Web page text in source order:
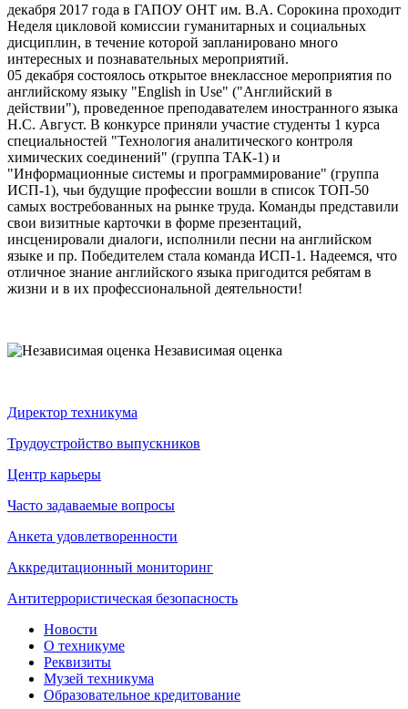
декабря 2017 года в ГАПОУ ОНТ им. В.А. Сорокина проходит
Неделя цикловой комиссии гуманитарных и социальных
дисциплин, в течение которой запланировано много
интересных и познавательных мероприятий.
05 декабря состоялось открытое внеклассное мероприятия по
английскому языку "English in Use" ("Английский в
действии"), проведенное преподавателем иностранного языка
Н.С. Август. В конкурсе приняли участие студенты 1 курса
специальностей "Технология аналитического контроля
химических соединений" (группа ТАК-1) и
"Информационные системы и программирование" (группа
ИСП-1), чьи будущие профессии вошли в список ТОП-50
самых востребованных на рынке труда. Команды представили
свои визитные карточки в форме презентаций,
инсценировали диалоги, исполнили песни на английском
языке и пр. Победителем стала команда ИСП-1. Надеемся, что
отличное знание английского языка пригодится ребятам в
жизни и в их профессиональной деятельности!
Независимая оценка
Директор техникума
Трудоустройство выпускников
Центр карьеры
Часто задаваемые вопросы
Анкета удовлетворенности
Аккредитационный мониторинг
Антитеррористическая безопасность
Новости
О техникуме
Реквизиты
Музей техникума
Образовательное кредитование